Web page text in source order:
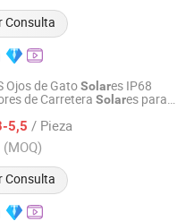
Consulta
Ojos de GatoSolares IP68
de Carretera Solares para
LEDEstudio
5,5 / Pieza
(MOQ)
Consulta
Desde 2022